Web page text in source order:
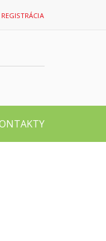
REGISTRÁCIA